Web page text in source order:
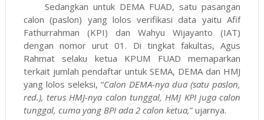
Sedangkan untuk DEMA FUAD, satu pasangan
calon (paslon) yang lolos verifikasi data yaitu Afif
Fathurrahman (KPI) dan Wahyu Wijayanto (IAT)
dengan nomor urut 01. Di tingkat fakultas, Agus
Rahmat selaku ketua KPUM FUAD memaparkan
terkait jumlah pendaftar untuk SEMA, DEMA dan HMJ
yang lolos seleksi, “Calon DEMA-nya dua (satu paslon,
red.), terus HMJ-nya calon tunggal, HMJ KPI juga calon
tunggal, cuma yang BPI ada 2 calon ketua,” ujarnya.